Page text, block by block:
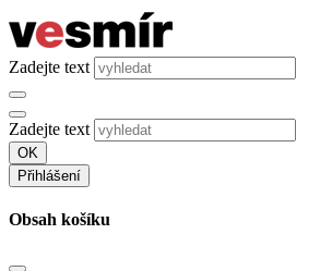
Zadejte text
Zadejte text
OK
Přihlášení
Obsah košíku